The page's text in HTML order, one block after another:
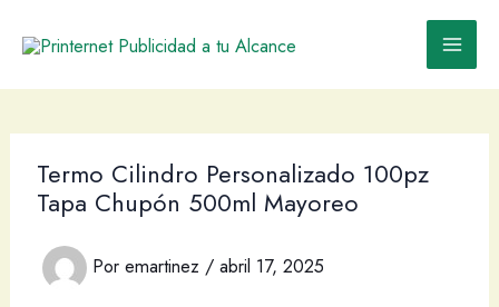
Termo Cilindro Personalizado 100pz
Tapa Chupón 500ml Mayoreo
Por emartinez / abril 17, 2025